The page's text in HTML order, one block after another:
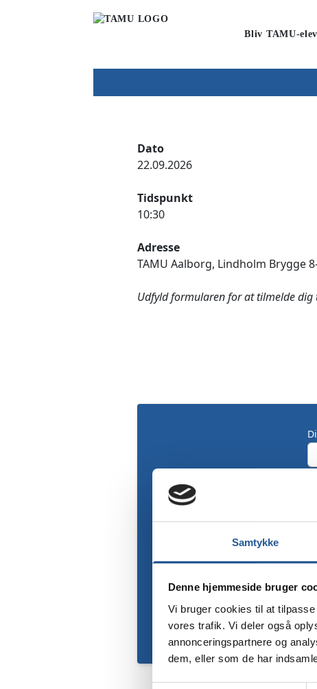
Samtykke
Denne hjemmeside bruger
Vi bruger cookies til at
vores trafik. Vi deler også
annonceringspartnere og
dem, eller som de har
Bliv TAMU-elev
Dato
22.09.2026
Tidspunkt
10:30
Adresse
TAMU Aalborg, Lindholm Brygge
Udfyld formularen for at tilmelde